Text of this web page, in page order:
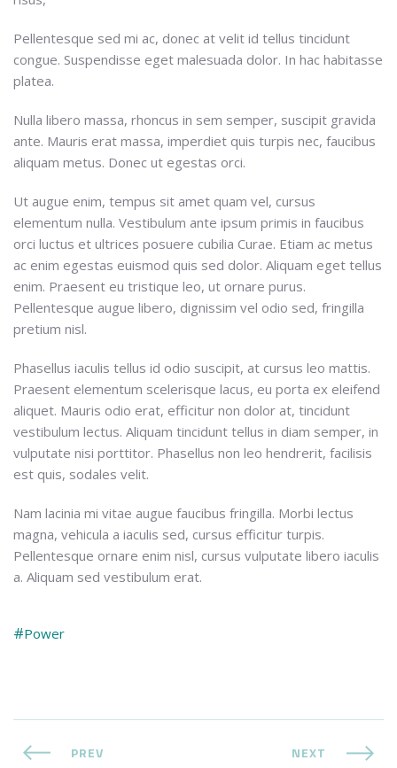
Pellentesque sed mi ac, donec at velit id tellus tincidunt
congue. Suspendisse eget malesuada dolor. In hac habitasse
platea.
Nulla libero massa, rhoncus in sem semper, suscipit gravida
ante. Mauris erat massa, imperdiet quis turpis nec, faucibus
aliquam metus. Donec ut egestas orci.
Ut augue enim, tempus sit amet quam vel, cursus
elementum nulla. Vestibulum ante ipsum primis in faucibus
orci luctus et ultrices posuere cubilia Curae. Etiam ac metus
ac enim egestas euismod quis sed dolor. Aliquam eget tellus
enim. Praesent eu tristique leo, ut ornare purus.
Pellentesque augue libero, dignissim vel odio sed, fringilla
pretium nisl.
Phasellus iaculis tellus id odio suscipit, at cursus leo mattis.
Praesent elementum scelerisque lacus, eu porta ex eleifend
aliquet. Mauris odio erat, efficitur non dolor at, tincidunt
vestibulum lectus. Aliquam tincidunt tellus in diam semper, in
vulputate nisi porttitor. Phasellus non leo hendrerit, facilisis
est quis, sodales velit.
Nam lacinia mi vitae augue faucibus fringilla. Morbi lectus
magna, vehicula a iaculis sed, cursus efficitur turpis.
Pellentesque ornare enim nisl, cursus vulputate libero iaculis
a. Aliquam sed vestibulum erat.
Power
PREV NEXT